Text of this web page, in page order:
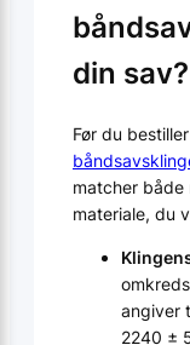
din sav?
Før du
matcher både
materiale, du
angiver
2240 ±